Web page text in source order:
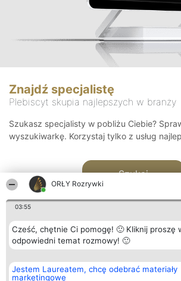
ORŁY Rozrywki
03:55
Cześć, chętnie Ci pomogę! 🙂 Kliknij proszę
odpowiedni temat rozmowy! 🙂
Jestem Laureatem, chcę odebrać materiały
marketingowe
Znajdź specjalistę
Plebiscyt skupia najlepszych w branży
Szukasz specjalisty w pobliżu Ciebie?
wyszukiwarkę. Korzystaj tylko z usług
Szukaj
Organizator plebiscytu
Bright Side Solutions sp. z o.
o. sp. k.
Plebiscyt
Laureaci